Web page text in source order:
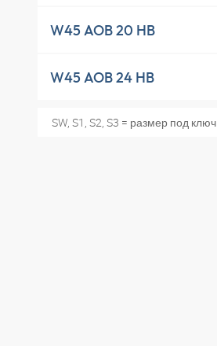
W45 AOB 20 HB
W45 AOB 24 HB
SW, S1, S2, S3 = размер под ключ